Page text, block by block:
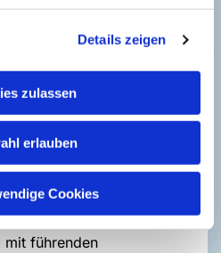
Details zeigen
zulassen
erlauben
Cookies
HDZ unterstützen.
mit führenden